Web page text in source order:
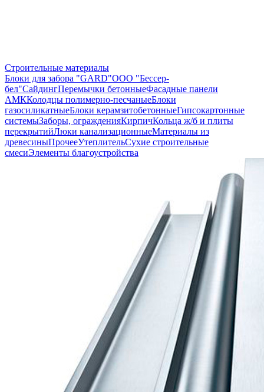
Строительные материалы
Блоки для забора "GARD"ООО "Бессер-
бел"СайдингПеремычки бетонныеФасадные панели
АМККолодцы полимерно-песчаныеБлоки
газосиликатныеБлоки керамзитобетонныеГипсокартонные
системыЗаборы, огражденияКирпичКольца ж/б и плиты
перекрытийЛюки канализационныеМатериалы из
древесиныПрочееУтеплительСухие строительные
смесиЭлементы благоустройства